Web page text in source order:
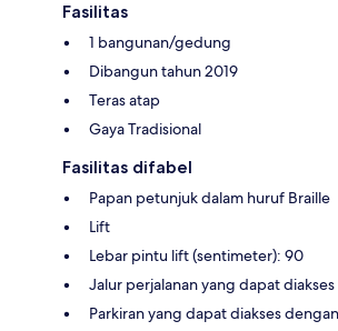
Fasilitas
1 bangunan/gedung
Dibangun tahun 2019
Teras atap
Gaya Tradisional
Fasilitas difabel
Papan petunjuk dalam huruf Braille
Lift
Lebar pintu lift (sentimeter): 90
Jalur perjalanan yang dapat
Parkiran yang dapat diakses